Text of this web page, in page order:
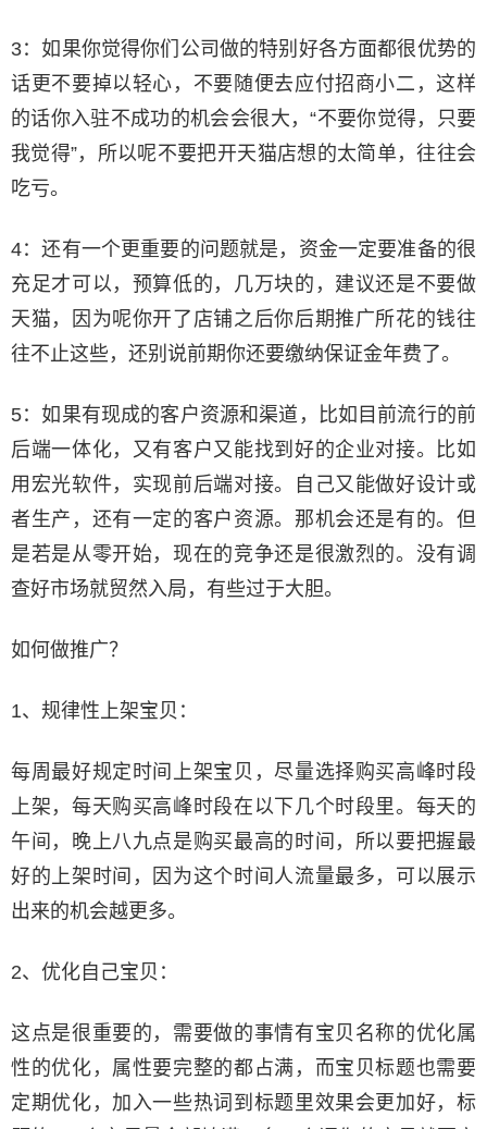
3：如果你觉得你们公司做的特别好各方面都很优势的
话更不要掉以轻心，不要随便去应付招商小二，这样
的话你入驻不成功的机会会很大，“不要你觉得，只要
我觉得”，所以呢不要把开天猫店想的太简单，往往会
吃亏。
4：还有一个更重要的问题就是，资金一定要准备的很
充足才可以，预算低的，几万块的，建议还是不要做
天猫，因为呢你开了店铺之后你后期推广所花的钱往
往不止这些，还别说前期你还要缴纳保证金年费了。
5：如果有现成的客户资源和渠道，比如目前流行的前
后端一体化，又有客户又能找到好的企业对接。比如
用宏光软件，实现前后端对接。自己又能做好设计或
者生产，还有一定的客户资源。那机会还是有的。但
是若是从零开始，现在的竞争还是很激烈的。没有调
查好市场就贸然入局，有些过于大胆。
如何做推广？
1、规律性上架宝贝：
每周最好规定时间上架宝贝，尽量选择购买高峰时段
上架，每天购买高峰时段在以下几个时段里。每天的
午间，晚上八九点是购买最高的时间，所以要把握最
好的上架时间，因为这个时间人流量最多，可以展示
出来的机会越更多。
2、优化自己宝贝：
这点是很重要的，需要做的事情有宝贝名称的优化属
性的优化，属性要完整的都占满，而宝贝标题也需要
定期优化，加入一些热词到标题里效果会更加好，标